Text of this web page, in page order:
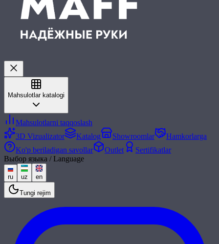
Mahsulotlar katalogi
Mahsulotlarni taqqoslash
3D Vizualizator
Katalog Showroomlar
Hamkorlarga
Ko'p beriladigan savollar
Outlet
Sertifikatlar
Выбор языка / Language
ru uz en
Tungi rejim